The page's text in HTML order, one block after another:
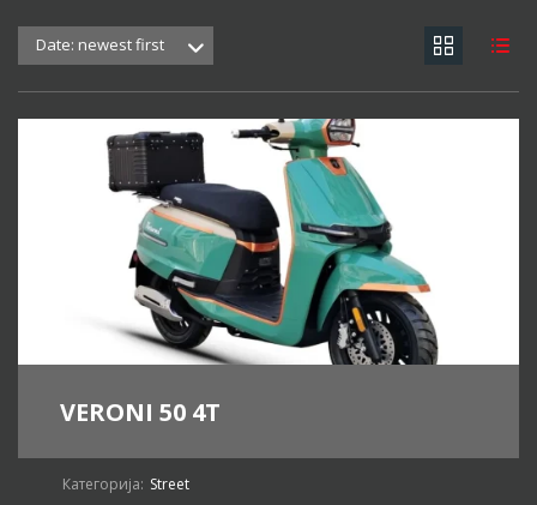
Date: newest first
VERONI 50 4T
Категорија: Street